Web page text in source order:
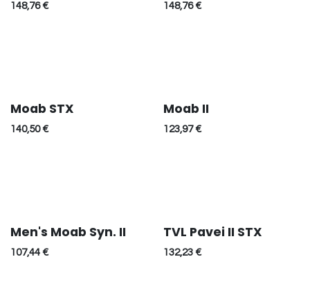
148,76€ 148,76€
Moab STX
140,50€
Moab II
123,97€
Men's Moab Syn. II
107,44 €
TVL Pavei II STX
132,23€